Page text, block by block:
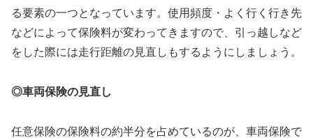
る要素の一つとなっています。使用頻度・よく行く行き先
などによって保険料が変わってきますので、引っ越しなど
をした際には走行距離の見直しもするようにしましょう。
◎車両保険の見直し
任意保険の保険料の約半分を占めているのが、車両保険で